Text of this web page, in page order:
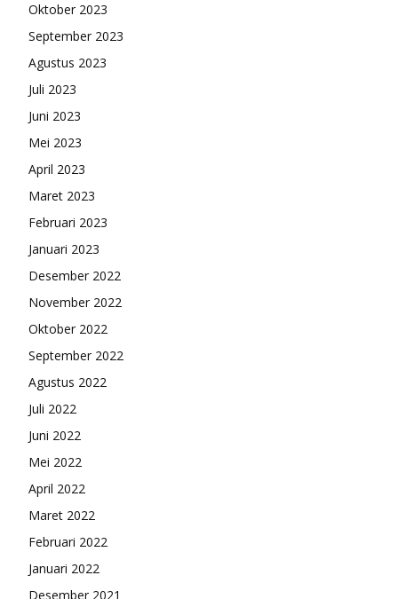
Oktober 2023
September 2023
Agustus 2023
Juli 2023
Juni 2023
Mei 2023
April 2023
Maret 2023
Februari 2023
Januari 2023
Desember 2022
November 2022
Oktober 2022
September 2022
Agustus 2022
Juli 2022
Juni 2022
Mei 2022
April 2022
Maret 2022
Februari 2022
Januari 2022
Desember 2021